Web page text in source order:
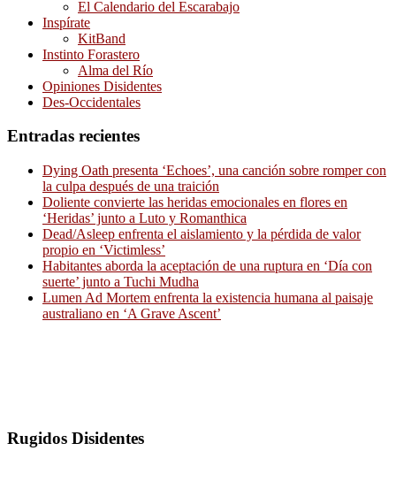
El Calendario del Escarabajo
Inspírate
KitBand
Instinto Forastero
Alma del Río
Opiniones Disidentes
Des-Occidentales
Entradas recientes
Dying Oath presenta ‘Echoes’, una canción sobre romper con
la culpa después de una traición
Doliente convierte las heridas emocionales en flores en
‘Heridas’ junto a Luto y Romanthica
Dead/Asleep enfrenta el aislamiento y la pérdida de valor
propio en ‘Victimless’
Habitantes aborda la aceptación de una ruptura en ‘Día con
suerte’ junto a Tuchi Mudha
Lumen Ad Mortem enfrenta la existencia humana al paisaje
australiano en ‘A Grave Ascent’
Rugidos Disidentes